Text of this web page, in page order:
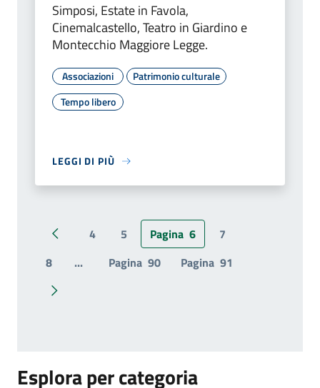
Simposi, Estate in Favola,
Cinemalcastello, Teatro in Giardino e
Montecchio Maggiore Legge.
Associazioni
Patrimonio culturale
Tempo libero
LEGGI DI PIÙ
Pagina precedente
4 5 Pagina 6
7
8
... Pagina 90 Pagina 91
Pagina successiva
Esplora per categoria